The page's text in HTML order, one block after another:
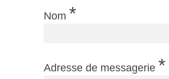
Nom *
Adresse de messagerie *